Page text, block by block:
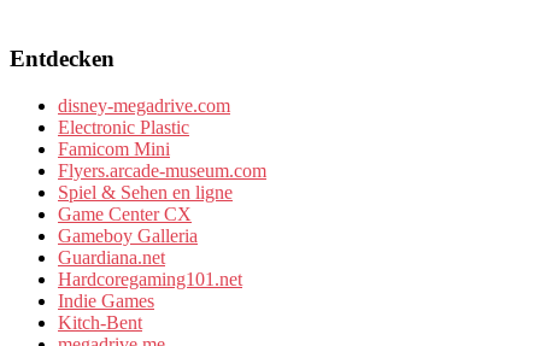
Entdecken
disney-megadrive.com
Electronic Plastic
Famicom Mini
Flyers.arcade-museum.com
Spiel & Sehen en ligne
Game Center CX
Gameboy Galleria
Guardiana.net
Hardcoregaming101.net
Indie Games
Kitch-Bent